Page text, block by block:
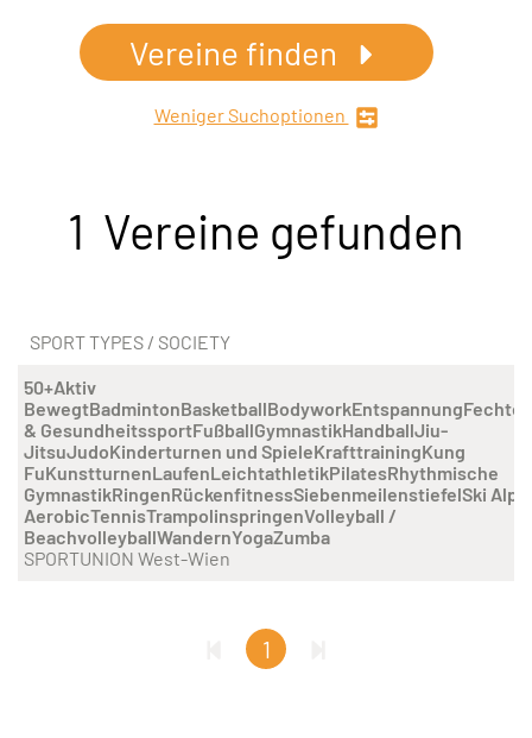
Vereine finden
Weniger Suchoptionen
1 Vereine gefunden
SPORT TYPES / SOCIETY
50+Aktiv
BewegtBadmintonBasketballBodyworkEntspannungFechten
& GesundheitssportFußballGymnastikHandballJiu-
JitsuJudoKinderturnen und SpieleKrafttrainingKung
FuKunstturnenLaufenLeichtathletikPilatesRhythmische
GymnastikRingenRückenfitnessSiebenmeilenstiefelSki Alpin
AerobicTennisTrampolinspringenVolleyball /
BeachvolleyballWandernYogaZumba
SPORTUNION West-Wien
1